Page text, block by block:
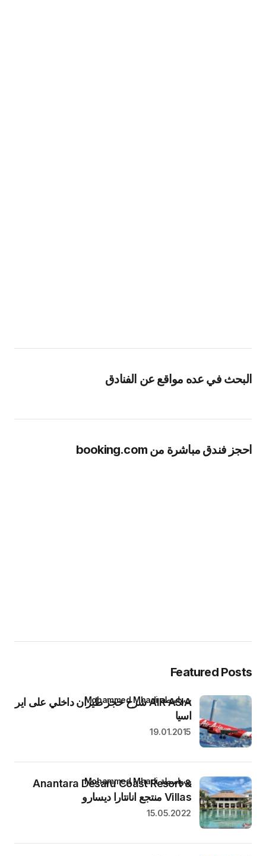
البحث في عده مواقع عن الفنادق
احجز فندق مباشرة من booking.com
Featured Posts
AIR ASIA شرح حجز طيران داخلي على اير
اسيا
بواسطة Mohammed Mhadi
19.01.2015
Anantara Desaru Coast Resort &
Villas منتجع انانتارا ديسارو
بواسطة Mohammed Mhadi
15.05.2022